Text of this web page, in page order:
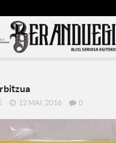
12 MAI, 2016 0